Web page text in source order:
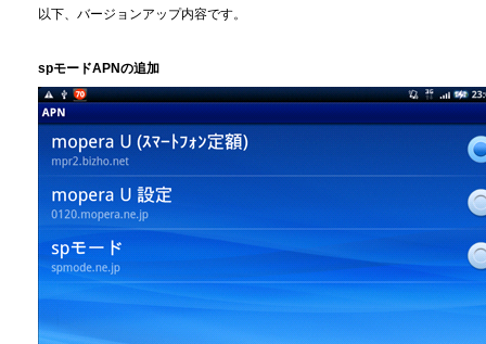
以下、バージョンアップ内容です。
spモードAPNの追加